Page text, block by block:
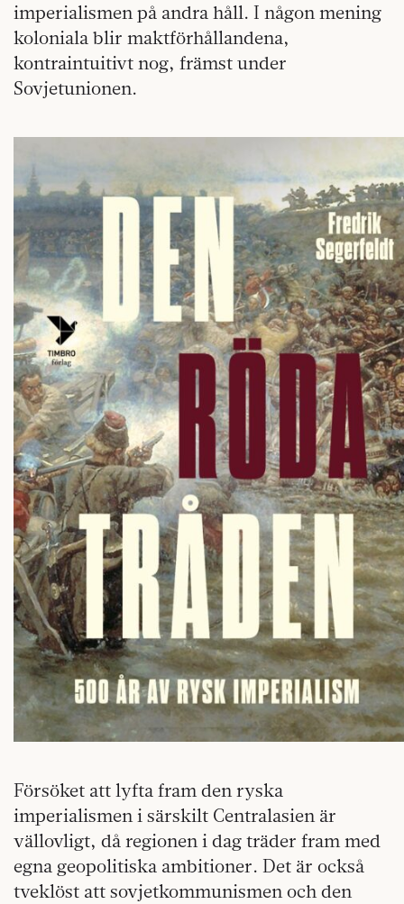
imperialismen på andra håll. I någon mening
koloniala blir maktförhållandena,
kontraintuitivt nog, främst under
Sovjetunionen.
Försöket att lyfta fram den ryska
imperialismen i särskilt Centralasien är
vällovligt, då regionen i dag träder fram med
egna geopolitiska ambitioner. Det är också
tveklöst att sovjetkommunismen och den